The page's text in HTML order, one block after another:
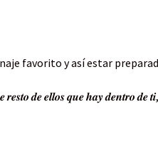
favorito y así estar
𝒅𝒆 𝒆𝒍𝒍𝒐𝒔 𝒒𝒖𝒆 𝒉𝒂𝒚 𝒅𝒆𝒏𝒕𝒓𝒐 𝒅𝒆